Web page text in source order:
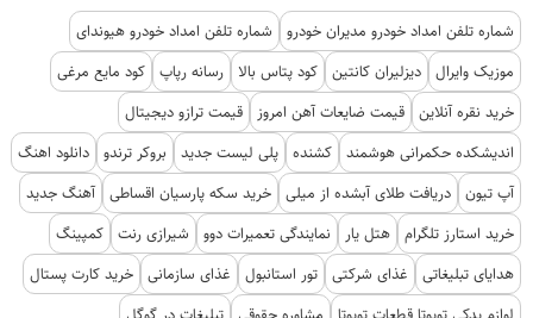
شماره تلفن امداد خودرو مدیران خودرو
شماره تلفن امداد خودرو هیوندای
موزیک وایرال دیزلیران کانتین کود پتاس بالا رسانه رپاپ کود مایع مرغی
خرید نقره آنلاین قیمت ضایعات آهن امروز
قیمت ترازو دیجیتال
اندیشکده حکمرانی هوشمند کشنده پلی لیست جدید بروکر ترندو دانلود اهنگ
آپ تیون دریافت طلای آبشده از میلی خرید سکه پارسیان اقساطی آهنگ جدید
خرید استارز تلگرام هتل یار نمایندگی تعمیرات دوو شیرازی رنت کمپینگ
هدایای تبلیغاتی
غذای شرکتی تور استانبول غذای سازمانی خرید کارت پستال